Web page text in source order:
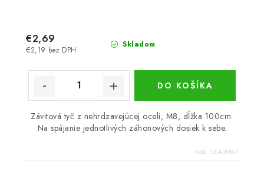
Skladom
€2,19 bez DPH
€2,69
DO KOŠÍKA
Závitová tyč z nehrdzavejúcej oceli, M8, dĺžka 100cm.
Na spájanie jednotlivých záhonových dosiek k sebe.
Kód: TZ-A2M8-1